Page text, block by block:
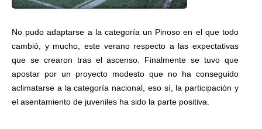
No pudo adaptarse a la categoría un Pinoso en el que todo
cambió, y mucho, este verano respecto a las expectativas
que se crearon tras el ascenso. Finalmente se tuvo que
apostar por un proyecto modesto que no ha conseguido
aclimatarse a la categoría nacional, eso sí, la participación y
el asentamiento de juveniles ha sido la parte positiva.